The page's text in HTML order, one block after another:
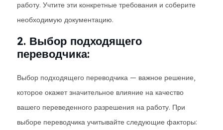
работу. Учтите эти конкретные требования и соберите
необходимую документацию.
2. Выбор подходящего
переводчика:
Выбор подходящего переводчика — важное решение,
которое окажет значительное влияние на качество
вашего переведенного разрешения на работу. При
выборе переводчика учитывайте следующие факторы: